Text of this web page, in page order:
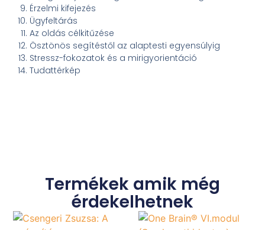
Érzelmi kifejezés
Ügyfeltárás
Az oldás célkitűzése
Ösztönös segítéstől az alaptesti egyensúlyig
Stressz-fokozatok és a mirigyorientáció
Tudattérkép
Termékek amik még
érdekelhetnek